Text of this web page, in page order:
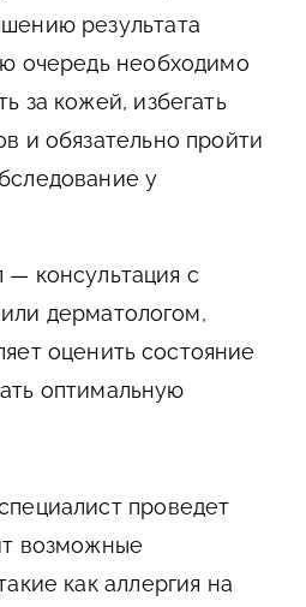
результата
очередь необходимо
за кожей, избегать
и обязательно пройти
у
консультация с
дерматологом,
оценить состояние
оптимальную
проведет
возможные
как аллергия на